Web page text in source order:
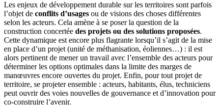
Les enjeux de développement durable sur les territoires sont parfois
l’objet de conflits d’usages ou de visions des choses différentes
selon les acteurs. Cela amène à se poser la question de la
construction concertée des projets ou des solutions proposées.
Cette dynamique est encore plus flagrante lorsqu’il s’agit de la mise
en place d’un projet (unité de méthanisation, éoliennes…) : il est
alors pertinent de mener un travail avec l’ensemble des acteurs pour
déterminer les options optimales dans la limite des marges de
manœuvres encore ouvertes du projet. Enfin, pour tout projet de
territoire, se projeter ensemble : acteurs, habitants, élus, techniciens
peut ouvrir des voies nouvelles de gouvernance et d’innovation pour
co-construire l’avenir.